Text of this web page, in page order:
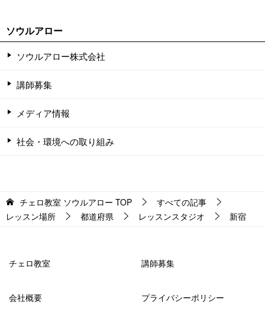
ソウルアロー
ソウルアロー株式会社
講師募集
メディア情報
社会・環境への取り組み
チェロ教室 ソウルアロー TOP
すべての記事
レッスン場所
都道府県 レッスンスタジオ 新宿
チェロ教室 講師募集
会社概要 プライバシーポリシー